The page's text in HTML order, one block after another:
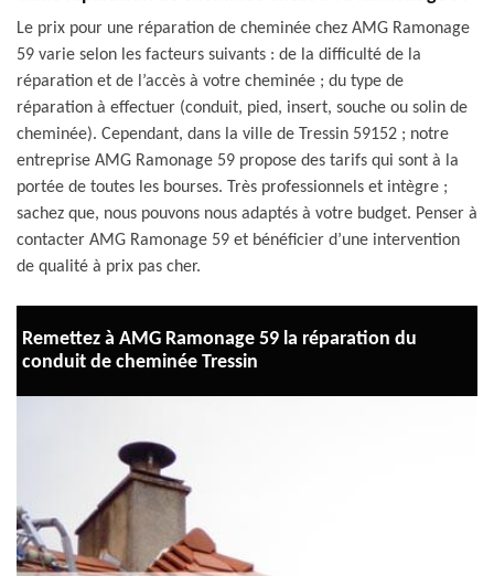
Le prix pour une réparation de cheminée chez AMG Ramonage
59 varie selon les facteurs suivants : de la difficulté de la
réparation et de l’accès à votre cheminée ; du type de
réparation à effectuer (conduit, pied, insert, souche ou solin de
cheminée). Cependant, dans la ville de Tressin 59152 ; notre
entreprise AMG Ramonage 59 propose des tarifs qui sont à la
portée de toutes les bourses. Très professionnels et intègre ;
sachez que, nous pouvons nous adaptés à votre budget. Penser à
contacter AMG Ramonage 59 et bénéficier d’une intervention
de qualité à prix pas cher.
Remettez à AMG Ramonage 59 la réparation du
conduit de cheminée Tressin